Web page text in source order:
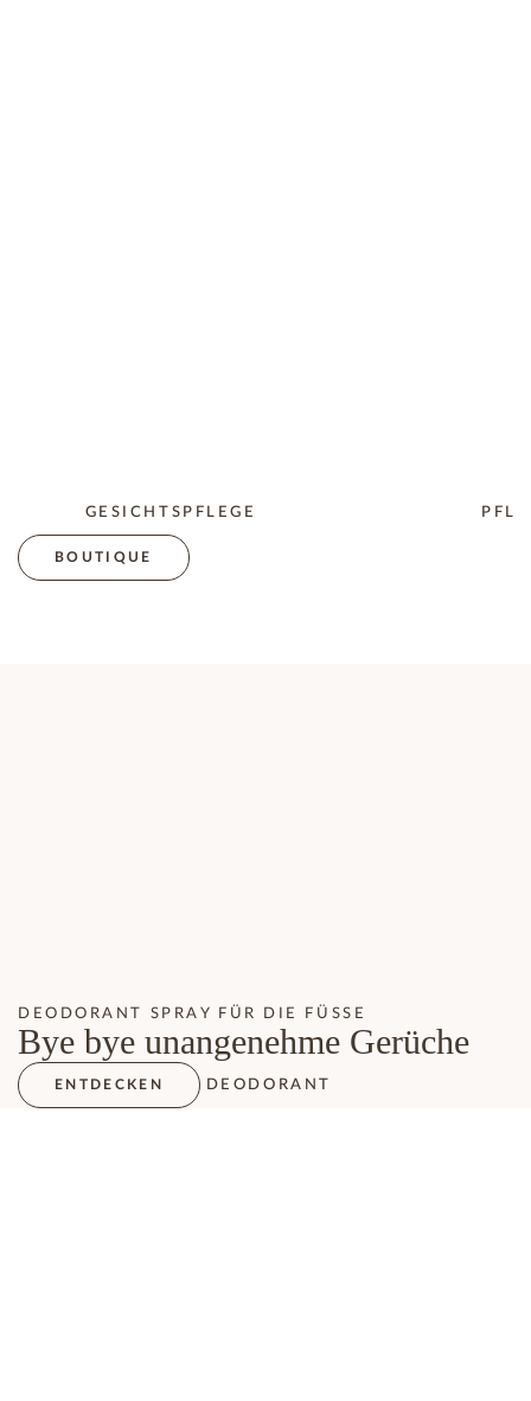
GESICHTSPFLEGE
BOUTIQUE
DEODORANT SPRAY FÜR DIE FÜSSE
Bye bye unangenehme Gerüche
ENTDECKEN DEODORANT